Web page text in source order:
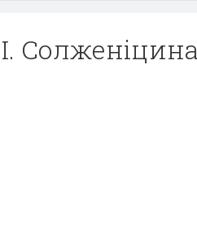
Солженіцина